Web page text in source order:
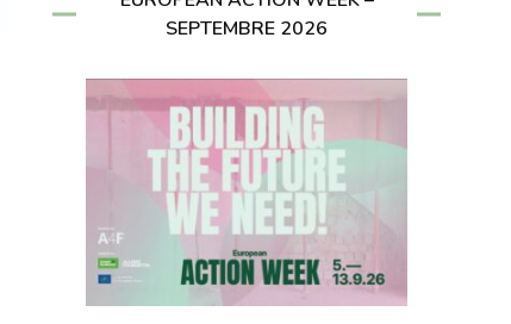
SEPTEMBRE 2026